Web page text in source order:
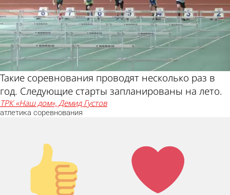
Такие соревнования проводят несколько раз в
год. Следующие старты запланированы на лето.
ТРК «Наш дом», Демид Густов
атлетика соревнования
Палец
вверх!
Лайк!